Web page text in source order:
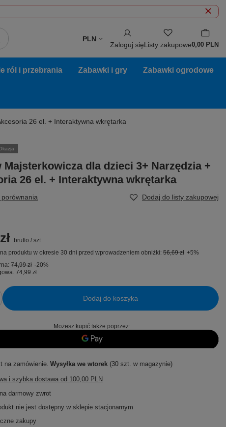
PLN
Zaloguj sięListy zakupowe0,00 PLN
ról i przebrania Zabawki i gry Zabawki ogrodowe
26 el. + Interaktywna wkrętarka
Majsterkowicza dla dzieci 3+ Narzędzia +
26 el. + Interaktywna wkrętarka
Dodaj do listy zakupowej
brutto / szt.
produktu w okresie 30 dni przed wprowadzeniem obniżki: 56,69 zł +5%
74,99 zł -20%
74,99 zł
Dodaj do koszyka
Możesz kupić także poprzez:
na zamówienie Wysyłka we wtorek(30 szt. w magazynie)
i szybka dostawaod 100,00 PLN
darmowy zwrot
nie jest dostępny w sklepie stacjonarnym
zakupy